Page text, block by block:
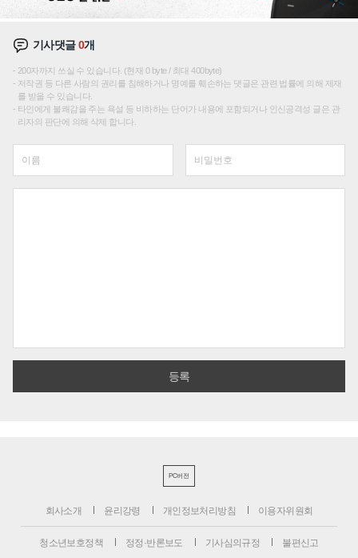
기사댓글0개
200자까지 쓰실 수 있습니다. (현재 0 byte / 최대 400byte)
저작권 등 다른 사람의 권리를 침해하거나 명예를 훼손하는 댓글은 관련 법률에 의해 제재
를 받을 수 있습니다.
타인에게 불쾌감을 주는 욕설 등 비하하는 단어가 내용에 포함되거나 인신공격성 글은 관
리자의 판단에 의해 삭제 합니다.
PC버전
회사소개 윤리강령 개인정보처리방침 이용자위원회
청소년보호정책 정정·반론보도 기사심의규정 불편신고